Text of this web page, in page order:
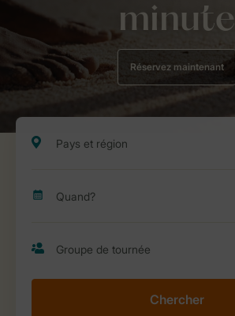
minute
Réservez maintenant
Chercher